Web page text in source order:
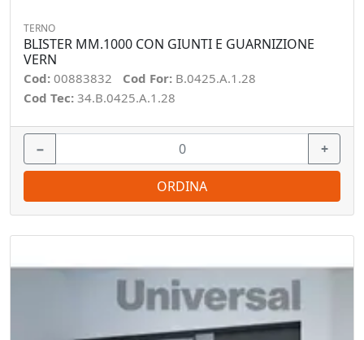
TERNO
BLISTER MM.1000 CON GIUNTI E GUARNIZIONE
VERN
Cod: 00883832 Cod For: B.0425.A.1.28
Cod Tec: 34.B.0425.A.1.28
− +
ORDINA